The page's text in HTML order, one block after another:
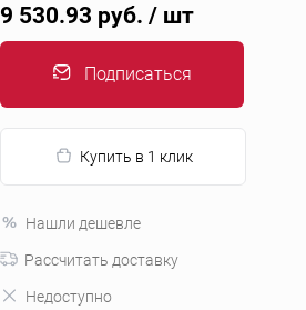
9 530.93 руб. / шт
Подписаться
Купить в 1 клик
Нашли дешевле
Рассчитать доставку
Недоступно